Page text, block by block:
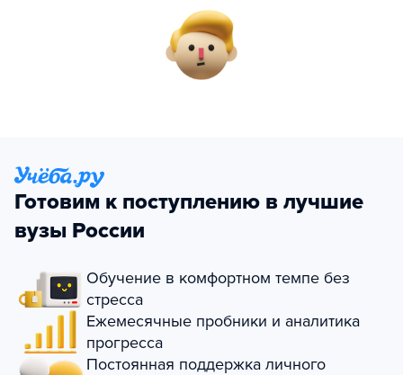
Готовим к поступлению в лучшие
вузы России
Обучение в комфортном темпе без
стресса
Ежемесячные пробники и аналитика
прогресса
Постоянная поддержка личного